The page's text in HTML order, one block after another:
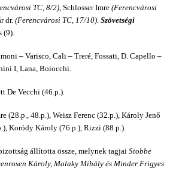
TC, 8/2), Schlosser Imre (Ferencvárosi
dr. (Ferencvárosi TC, 17/10). Szövetségi
(9).
– Varisco, Cali – Treré, Fossati, D. Capello –
I, Lana, Boiocchi.
De Vecchi (46.p.).
(28.p., 48.p.), Weisz Ferenc (32.p.), Károly Jenő
Koródy Károly (76.p.), Rizzi (88.p.).
állította össze, melynek tagjai Stobbe
Károly, Malaky Mihály és Minder Frigyes